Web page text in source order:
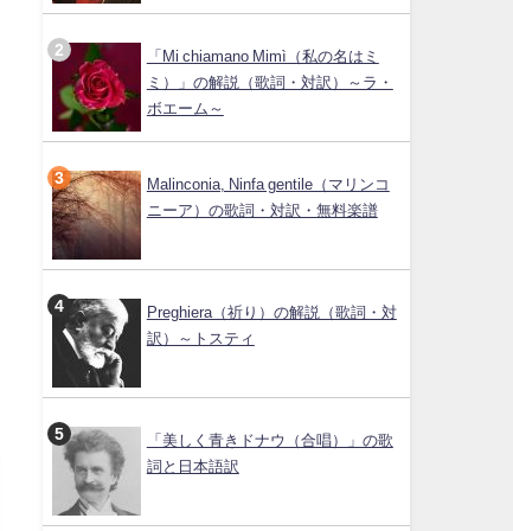
「Mi chiamano Mimì（私の名はミ
ミ）」の解説（歌詞・対訳）～ラ・
ボエーム～
Malinconia, Ninfa gentile（マリンコ
ニーア）の歌詞・対訳・無料楽譜
Preghiera（祈り）の解説（歌詞・対
訳）～トスティ
「美しく青きドナウ（合唱）」の歌
詞と日本語訳